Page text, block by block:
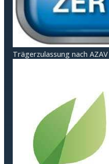
Träger­zulassung nach AZAV